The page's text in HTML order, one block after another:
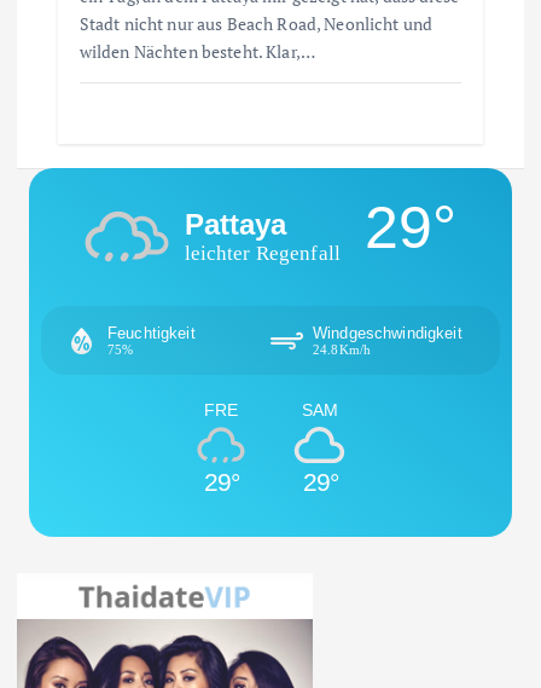
Stadt nicht nur aus Beach Road, Neonlicht und
wilden Nächten besteht. Klar,…
Pattaya
leichter Regenfall 29°
Feuchtigkeit
75%
Windgeschwindigkeit
24.8Km/h
FRE
29°
SAM
29°